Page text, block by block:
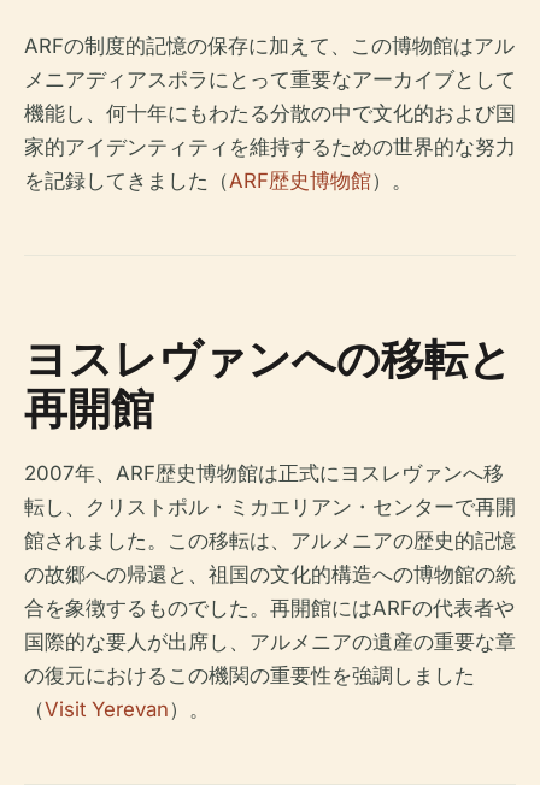
ARFの制度的記憶の保存に加えて、この博物館はアル
メニアディアスポラにとって重要なアーカイブとして
機能し、何十年にもわたる分散の中で文化的および国
家的アイデンティティを維持するための世界的な努力
を記録してきました（ARF歴史博物館）。
ヨスレヴァンへの移転と
再開館
2007年、ARF歴史博物館は正式にヨスレヴァンへ移
転し、クリストポル・ミカエリアン・センターで再開
館されました。この移転は、アルメニアの歴史的記憶
の故郷への帰還と、祖国の文化的構造への博物館の統
合を象徴するものでした。再開館にはARFの代表者や
国際的な要人が出席し、アルメニアの遺産の重要な章
の復元におけるこの機関の重要性を強調しました
（Visit Yerevan）。